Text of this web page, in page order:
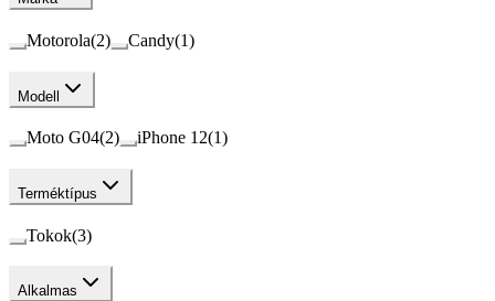
Motorola(2) Candy(1)
Modell
Moto G04(2) iPhone 12(1)
Terméktípus
Tokok(3)
Alkalmas